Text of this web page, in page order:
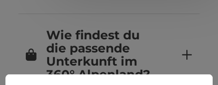
Wie findest du
die passende
Unterkunft im
360° Alpenland?